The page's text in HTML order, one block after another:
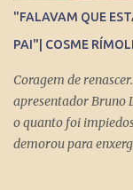
"FALAVAM QUE
PAI"| COSME RÍMOLI
Coragem de
apresentador Bruno
o quanto foi
demorou para